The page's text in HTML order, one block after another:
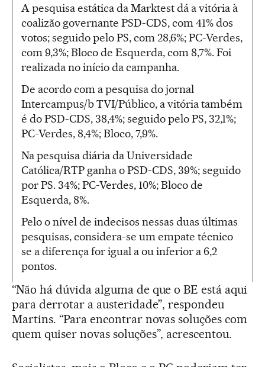
A pesquisa estática da Marktest dá a vitória à
coalizão governante PSD-CDS, com 41% dos
votos; seguido pelo PS, com 28,6%; PC-Verdes,
com 9,3%; Bloco de Esquerda, com 8,7%. Foi
realizada no início da campanha.
De acordo com a pesquisa do jornal
Intercampus/b TVI/Público, a vitória também
é do PSD-CDS, 38,4%; seguido pelo PS, 32,1%;
PC-Verdes, 8,4%; Bloco, 7,9%.
Na pesquisa diária da Universidade
Católica/RTP ganha o PSD-CDS, 39%; seguido
por PS. 34%; PC-Verdes, 10%; Bloco de
Esquerda, 8%.
Pelo o nível de indecisos nessas duas últimas
pesquisas, considera-se um empate técnico
se a diferença for igual a ou inferior a 6,2
pontos.
“Não há dúvida alguma de que o BE está aqui
para derrotar a austeridade”, respondeu
Martins. “Para encontrar novas soluções com
quem quiser novas soluções”, acrescentou.